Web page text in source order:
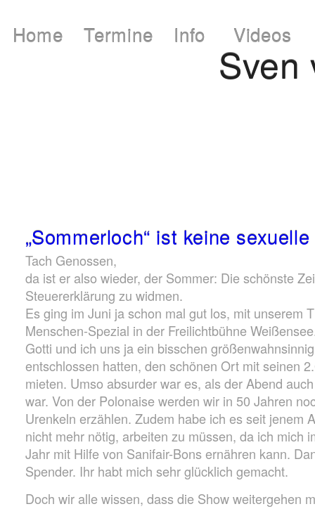
Sven
Home Termine Info Videos
„Sommerloch“ ist keine
Tach Genossen,
da ist er also wieder, der Sommer: Die schönste
Steuererklärung zu widmen.
Es ging im Juni ja schon mal gut los, mit unserem
Menschen-Spezial in der Freilichtbühne
Gotti und ich uns ja ein bisschen
entschlossen hatten, den schönen Ort mit seinen
mieten. Umso absurder war es, als der Abend
war. Von der Polonaise werden wir in 50 Jahren
Urenkeln erzählen. Zudem habe ich es seit jenem
nicht mehr nötig, arbeiten zu müssen, da ich mich
Jahr mit Hilfe von Sanifair-Bons ernähren kann.
Spender. Ihr habt mich sehr glücklich gemacht.
Doch wir alle wissen, dass die Show weitergehen